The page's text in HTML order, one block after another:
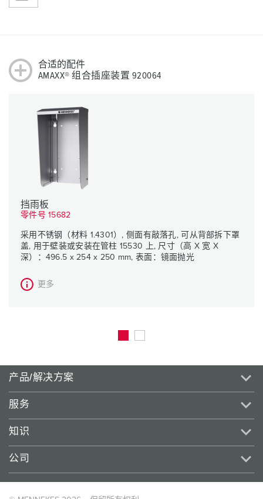
合适的配件
AMAXX® 组合插座装置 920064
挡雨板
零件号 15682
采用不锈钢（材料 1.4301）, 侧面有敲落孔, 可从背部拆下罩
盖, 用于壁装或安装在管柱 15530 上, 尺寸（高 X 宽 X
深）：496.5 x 254 x 250 mm, 表面：镜面抛光
更多
产品/解决方案
服务
知识
公司